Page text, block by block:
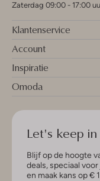
Zaterdag 09:00 - 17:00
Klantenservice
Account
Inspiratie
Omoda
Let's keep
Blijf op de hoogte
deals, speciaal
en maak kans op €